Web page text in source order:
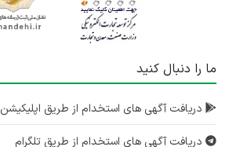
ما را دنبال کنید
دریافت آگهی های استخدام از طریق اپلیکیشن
دریافت آگهی های استخدام از طریق تلگرام